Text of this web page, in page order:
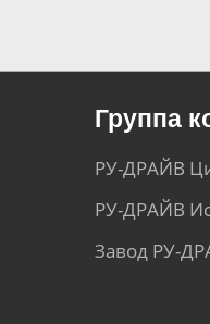
Группа
РУ-ДРАЙВ
РУ-ДРАЙВ
Завод РУ-